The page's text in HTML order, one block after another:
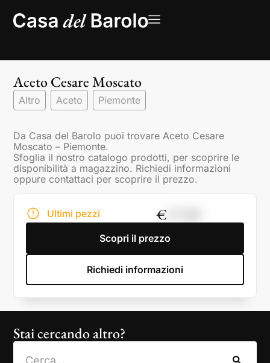
Aceto Cesare Moscato
Altro Aceto Piemonte
Da Casa del Barolo puoi trovare Aceto Cesare
Moscato – Piemonte.
Sfoglia il nostro catalogo prodotti, per scoprire le
disponibilità a magazzino. Richiedi informazioni
oppure contattaci per scoprire il prezzo.
Ultimi pezzi €
Scopri il prezzo
Richiedi informazioni
Stai cercando altro?